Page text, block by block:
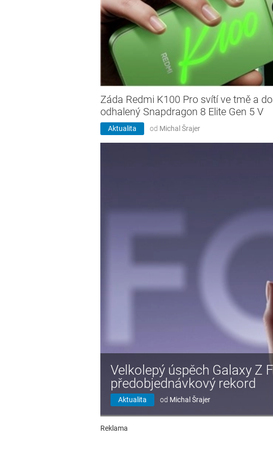
Záda Redmi K100 Pro svítí ve tmě a
odhalený Snapdragon 8 Elite Gen 5 V
Aktualita od Michal Šrajer
Velkolepý úspěch Galaxy Z
předobjednávkový rekord
Aktualita od Michal Šrajer
Reklama